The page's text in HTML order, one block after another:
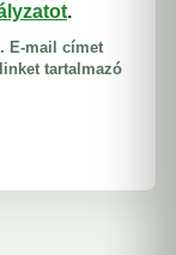
.
E-mail címet
tartalmazó